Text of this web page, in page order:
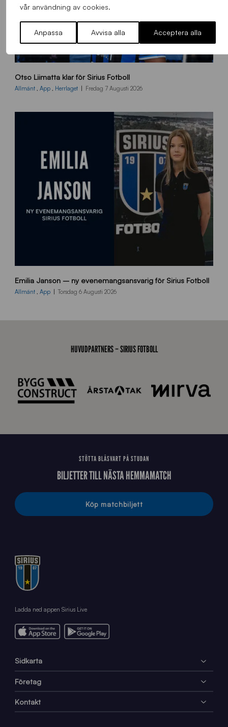
vår användning av cookies.
Anpassa Avvisa alla Acceptera alla
L
_
e
Otso Liimatta klar för Sirius Fotboll
Allmänt App Herrlaget Fredag 7 Augusti 2026
0
0
Emilia Janson – ny evenemangsansvarig för Sirius Fotboll
Allmänt , App Torsdag 6 Augusti 2026
HUVUDPARTNERS – SIRIUS FOTBOLL
STÖTTA BLÅSVART PÅ STUDAN
BILJETTER TILL NÄSTA HEMMAMATCH
Köp matchbiljett
Ladda ned appen Sirius Live
Sidkarta
Företag
Kontakt